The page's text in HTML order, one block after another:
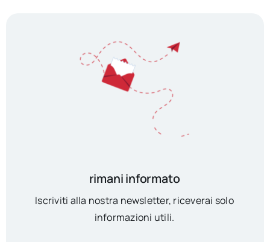
rimani informato
Iscriviti alla nostra newsletter, riceverai solo
informazioni utili.